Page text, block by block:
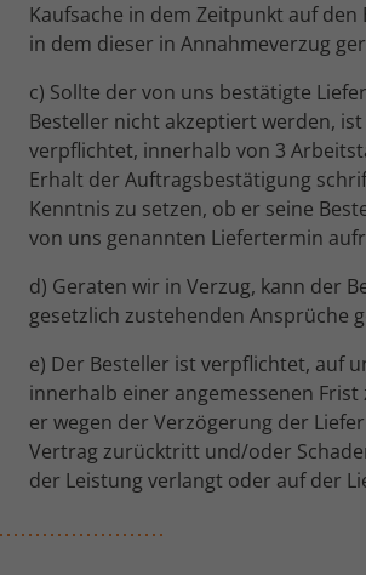
Kaufsache in dem Zeitpunkt auf den
in dem dieser in Annahmeverzug
c) Sollte der von uns bestätigte
Besteller nicht akzeptiert werden,
verpflichtet, innerhalb von 3
Erhalt der Auftragsbestätigung
Kenntnis zu setzen, ob er seine
von uns genannten Liefertermin
d) Geraten wir in Verzug, kann der
gesetzlich zustehenden Ansprüche
e) Der Besteller ist verpflichtet, auf
innerhalb einer angemessenen Frist
er wegen der Verzögerung der
Vertrag zurücktritt und/oder
der Leistung verlangt oder auf der